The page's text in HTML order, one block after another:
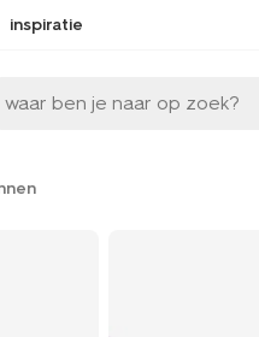
inspiratie
waar ben je naar op zoek?